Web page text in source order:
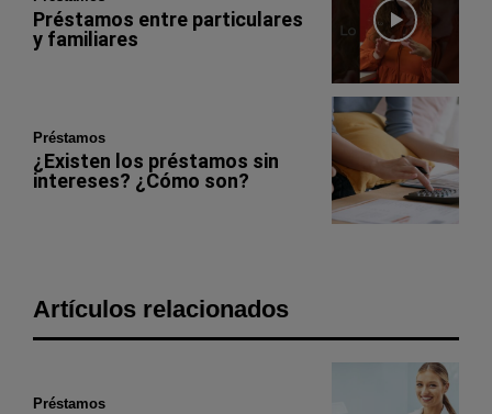
Préstamos entre particulares
y familiares
Préstamos
¿Existen los préstamos sin
intereses? ¿Cómo son?
Artículos relacionados
Préstamos